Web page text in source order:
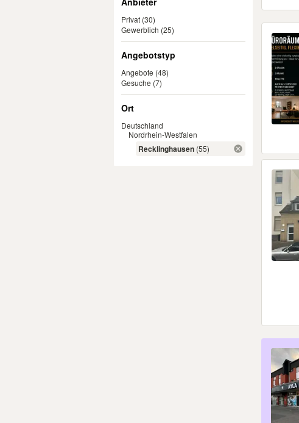
Privat (30)
Gewerblich (25)
Angebotstyp
Angebote (48)
Gesuche (7)
Ort
Deutschland
Nordrhein-Westfalen
Recklinghausen (55)